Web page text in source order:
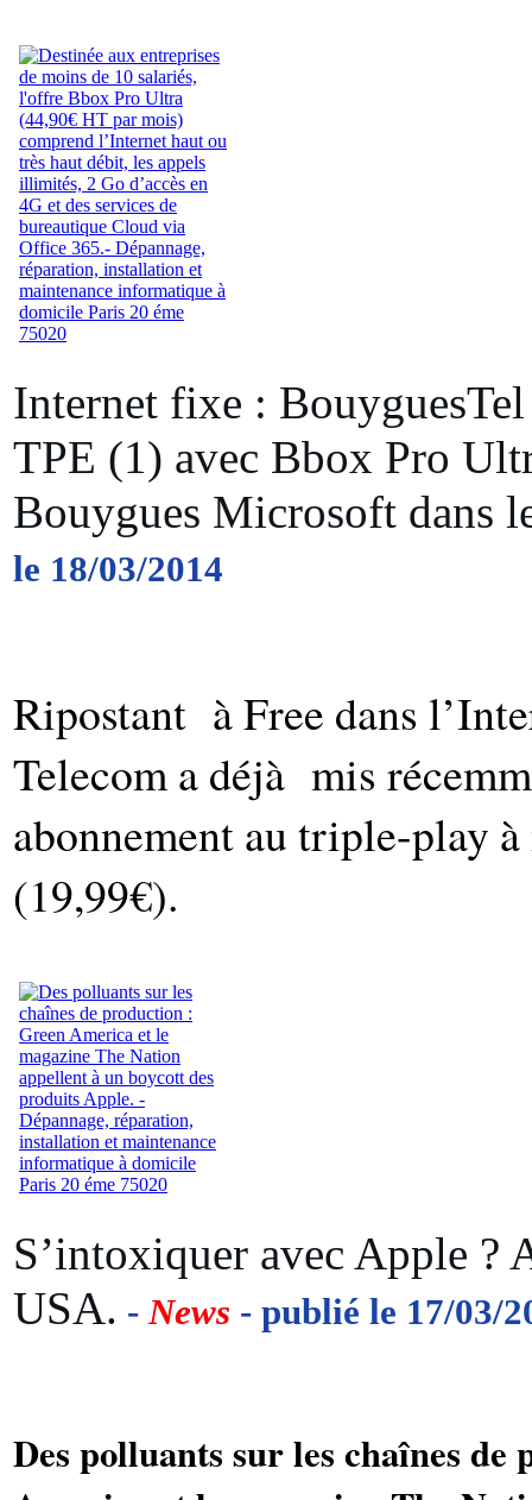
Internet fixe :
TPE (1) avec Bbox Pro
Bouygues Microsoft dans
le 18/03/2014
Ripostant à Free dans
Telecom a déjà mis
abonnement au triple-play
(19,99€).
S’intoxiquer avec Apple ?
USA. - News - publié le 17/03/
Des polluants sur les chaînes